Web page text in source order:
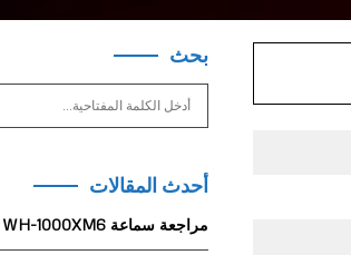
بحث
c
f
أحدث المقالات
مراجعة سماعة Sony WH-1000XM6